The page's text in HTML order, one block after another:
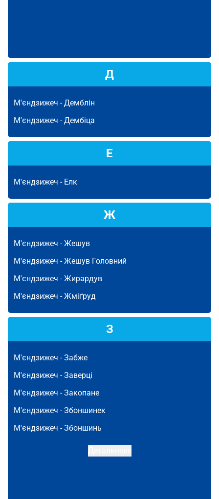
Д
М'єндзижеч -Демблін
М'єндзижеч -Дембіца
Е
М'єндзижеч - Елк
Ж
М'єндзижеч -Жешув
М'єндзижеч -Жешув Головний
М'єндзижеч -Жирардув
М'єндзижеч -Жміґруд
З
М'єндзижеч -Забже
М'єндзижеч -Заверці
М'єндзижеч -Закопане
М'єндзижеч -Збоншинек
М'єндзижеч -Збоншинь